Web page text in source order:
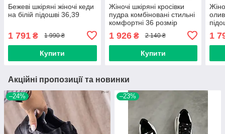
Бежеві шкіряні жіночі кеди
на білій підошві 36,39
1 791 ₴ 1 990 ₴
Купити
Жіночі шкіряні кросівки
пудра комбіновані стильні
комфортні 36 розмір
1 926₴ 2 140 ₴
Купити
1
Акційні пропозиції та новинки
–24% –23%